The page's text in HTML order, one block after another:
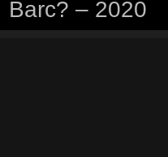
Barc? – 2020